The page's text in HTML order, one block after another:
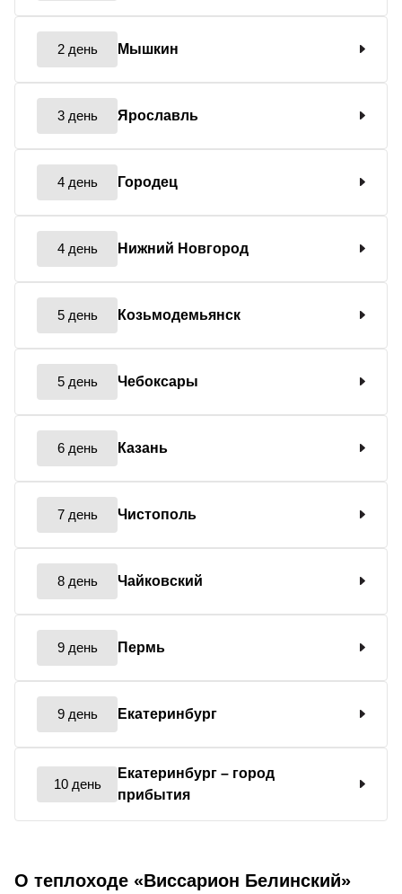
2 день Мышкин
3 день Ярославль
4 день Городец
4 день Нижний Новгород
5 день Козьмодемьянск
5 день Чебоксары
6 день Казань
7 день Чистополь
8 день Чайковский
9 день Пермь
9 день Екатеринбург
10 день
Екатеринбург – город
прибытия
О теплоходе «Виссарион Белинский»